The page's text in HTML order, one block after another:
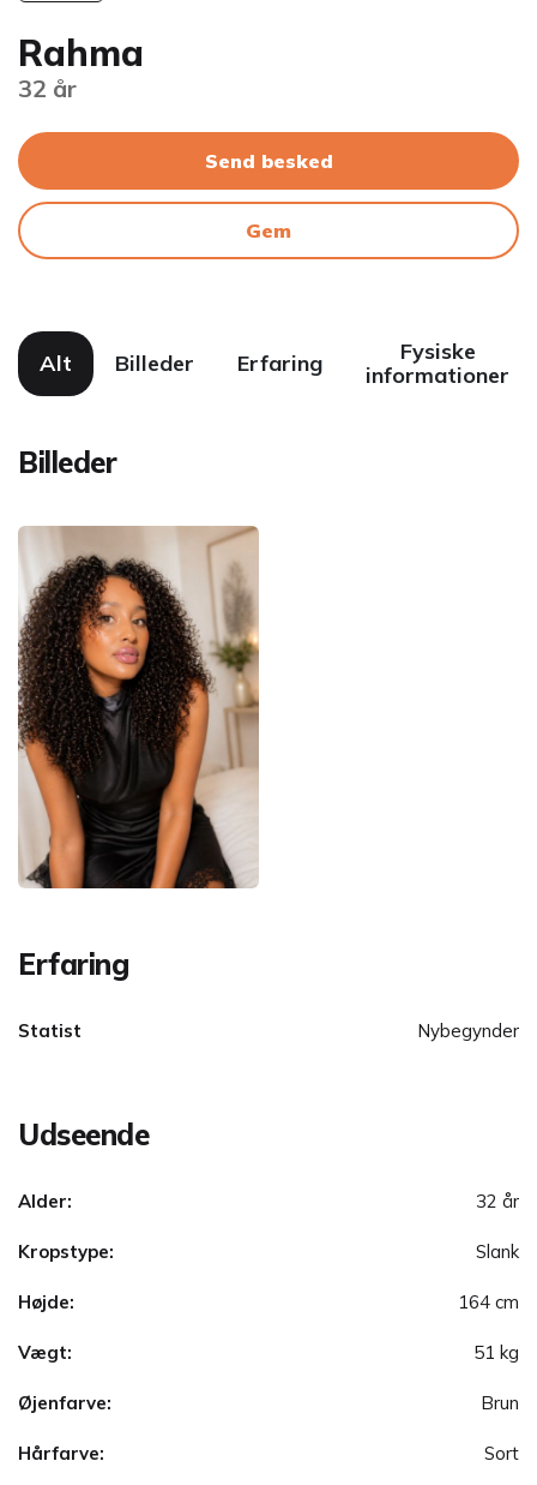
Rahma
32 år
Send besked
Gem
Alt Billeder Erfaring
Fysiske
informationer
Billeder
Erfaring
Statist Nybegynder
Udseende
Alder: 32 år
Kropstype: Slank
Højde: 164 cm
Vægt: 51 kg
Øjenfarve: Brun
Hårfarve: Sort